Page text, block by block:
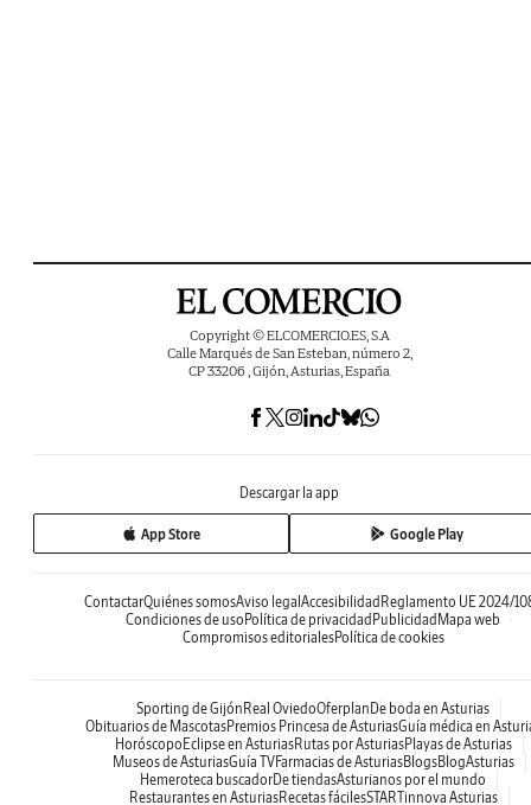
Copyright © ELCOMERCIO.ES, S.A
Calle Marqués de San Esteban, número 2,
CP 33206 , Gijón, Asturias, España
Descargar la app
App Store Google Play
ContactarQuiénes somosAviso legal Accesibilidad Reglamento UE 2024/
Condiciones de uso Política de privacidad Publicidad Mapa web
Compromisos editorialesPolítica de cookies
Sporting de Gijón Real OviedoOferplan De boda en Asturias
Obituarios de MascotasPremios Princesa de AsturiasGuía médica en
Horóscopo Eclipse en AsturiasRutas por AsturiasPlayas de Asturias
Museos de AsturiasGuía TVFarmacias de AsturiasBlogsBlogAsturias
Hemeroteca buscadorDe tiendasAsturianos por el mundo
Restaurantes en AsturiasRecetas fácilesSTARTinnova Asturias